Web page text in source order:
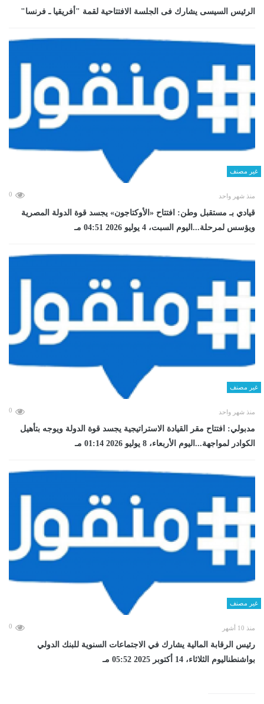
الرئيس السيسى يشارك فى الجلسة الافتتاحية لقمة "أفريقيا ـ فرنسا"
غير مصنف
منذ شهر واحد 0
قيادي بـ مستقبل وطن: افتتاح «الأوكتاجون» يجسد قوة الدولة المصرية
ويؤسس لمرحلة...اليوم السبت، 4 يوليو 2026 04:51 مـ
غير مصنف
منذ شهر واحد 0
مدبولي: افتتاح مقر القيادة الاستراتيجية يجسد قوة الدولة ويوجه بتأهيل
الكوادر لمواجهة...اليوم الأربعاء، 8 يوليو 2026 01:14 مـ
غير مصنف
منذ 10 أشهر 0
رئيس الرقابة المالية يشارك في الاجتماعات السنوية للبنك الدولي
بواشنطناليوم الثلاثاء، 14 أكتوبر 2025 05:52 مـ